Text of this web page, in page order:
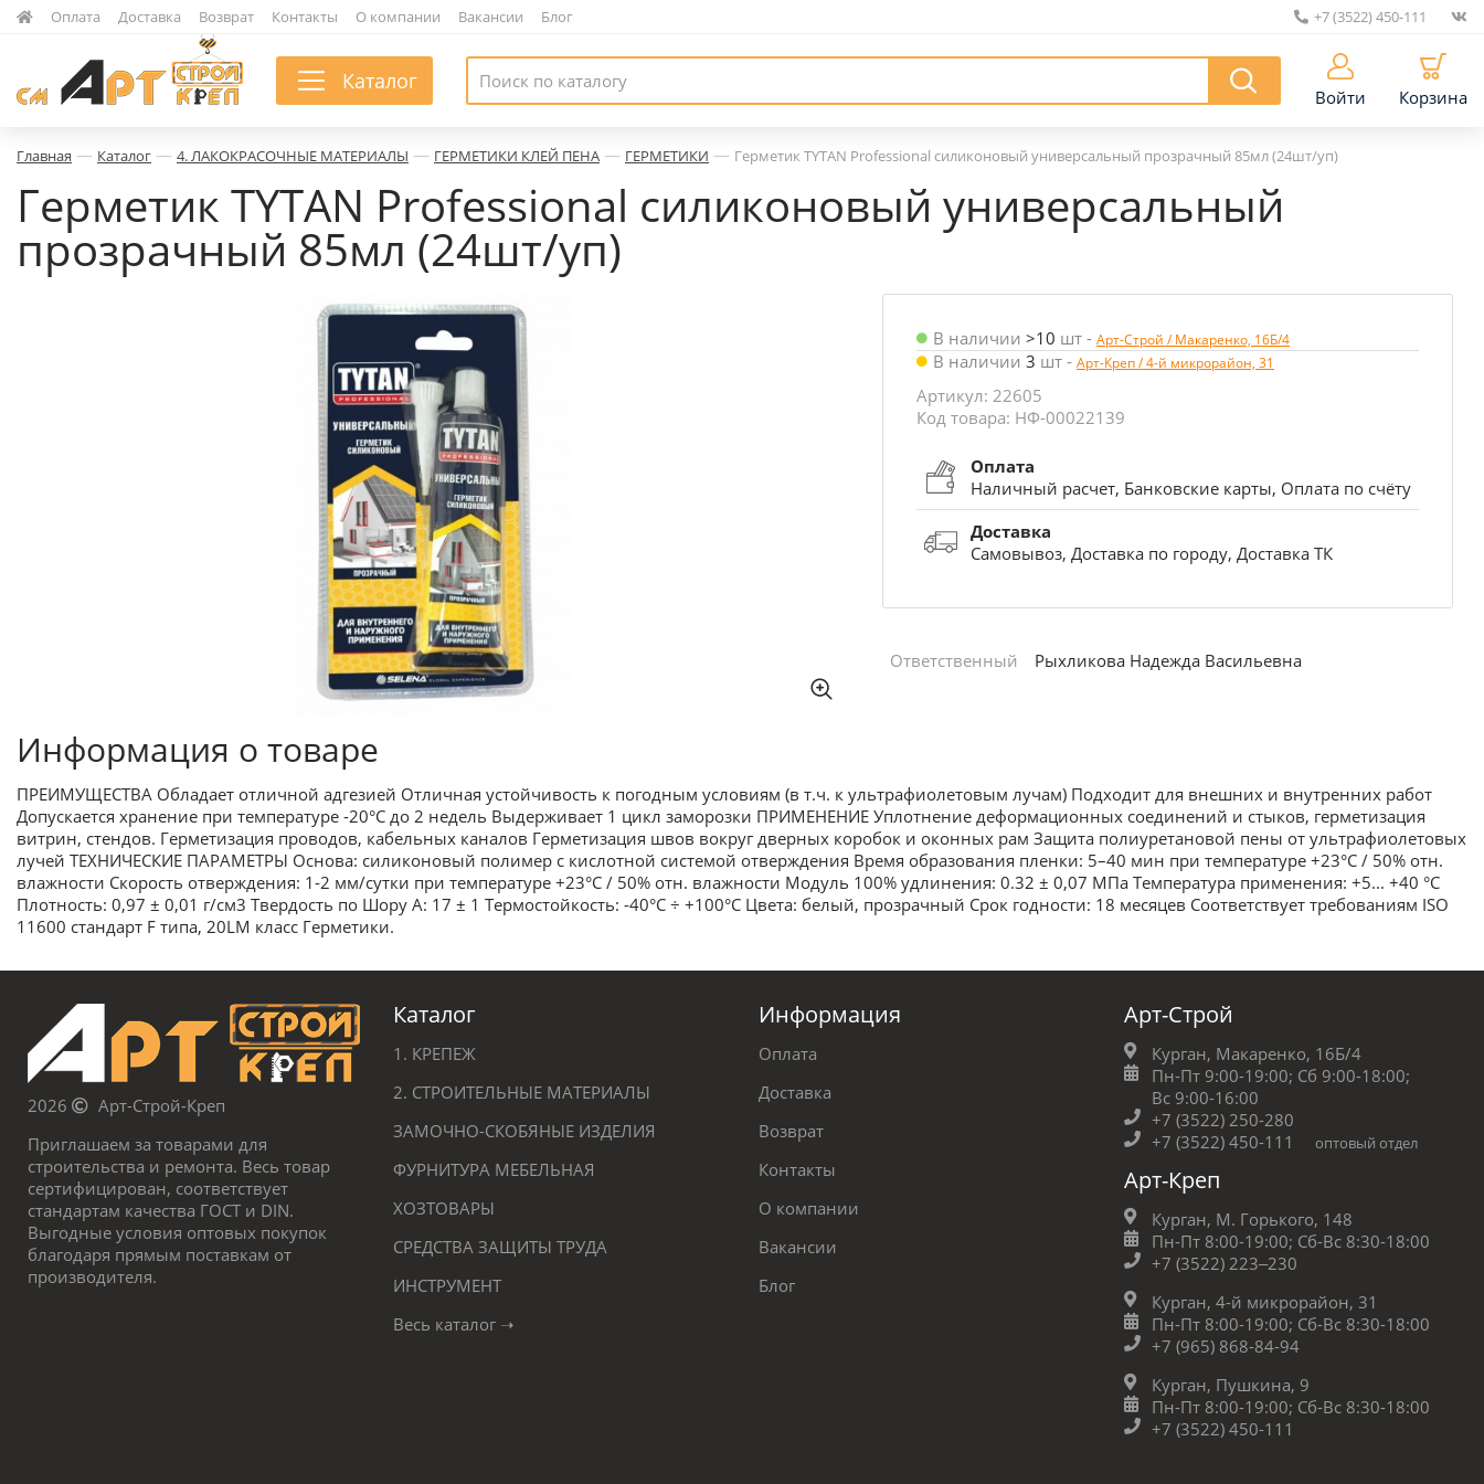
Оплата Доставка Возврат Контакты О компании Вакансии Блог +7 (3522) 450-111
Каталог
Войти Корзина
Главная — Каталог — 4. ЛАКОКРАСОЧНЫЕ МАТЕРИАЛЫ — ГЕРМЕТИКИ КЛЕЙ ПЕНА — ГЕРМЕТИКИ — Герметик TYTAN Professional силиконовый универсальный прозрачный 85мл (24шт/уп)
Герметик TYTAN Professional силиконовый универсальный
прозрачный 85мл (24шт/уп)
В наличии >10 шт - Арт-Строй / Макаренко, 16Б/4
В наличии 3 шт - Арт-Креп / 4-й микрорайон, 31
Артикул: 22605
Код товара: НФ-00022139
Оплата
Наличный расчет, Банковские карты, Оплата по счёту
Доставка
Самовывоз, Доставка по городу, Доставка ТК
Ответственный Рыхликова Надежда Васильевна
Информация о товаре
ПРЕИМУЩЕСТВА Обладает отличной адгезией Отличная устойчивость к погодным условиям (в т.ч. к ультрафиолетовым лучам) Подходит для внешних и внутренних работ
Допускается хранение при температуре -20°C до 2 недель Выдерживает 1 цикл заморозки ПРИМЕНЕНИЕ Уплотнение деформационных соединений и стыков, герметизация
витрин, стендов. Герметизация проводов, кабельных каналов Герметизация швов вокруг дверных коробок и оконных рам Защита полиуретановой пены от ультрафиолетовых
лучей ТЕХНИЧЕСКИЕ ПАРАМЕТРЫ Основа: силиконовый полимер с кислотной системой отверждения Время образования пленки: 5–40 мин при температуре +23°C / 50% отн.
влажности Скорость отверждения: 1-2 мм/сутки при температуре +23°C / 50% отн. влажности Модуль 100% удлинения: 0.32 ± 0,07 MПa Температура применения: +5... +40 °С
Плотность: 0,97 ± 0,01 г/см3 Твердость по Шору А: 17 ± 1 Термостойкость: -40°C ÷ +100°C Цвета: белый, прозрачный Срок годности: 18 месяцев Соответствует требованиям ISO
11600 стандарт F типа, 20LM класс Герметики.
2026
Арт-Строй-Креп
Приглашаем за товарами для
строительства и ремонта. Весь товар
сертифицирован, соответствует
стандартам качества ГОСТ и DIN.
Выгодные условия оптовых покупок
благодаря прямым поставкам от
производителя.
Каталог
1. КРЕПЕЖ
2. СТРОИТЕЛЬНЫЕ МАТЕРИАЛЫ
ЗАМОЧНО-СКОБЯНЫЕ ИЗДЕЛИЯ
ФУРНИТУРА МЕБЕЛЬНАЯ
ХОЗТОВАРЫ
СРЕДСТВА ЗАЩИТЫ ТРУДА
ИНСТРУМЕНТ
Весь каталог ➝
Информация
Оплата
Доставка
Возврат
Контакты
О компании
Вакансии
Блог
Арт-Строй
Курган, Макаренко, 16Б/4
Пн-Пт 9:00-19:00; Сб 9:00-18:00;
Вс 9:00-16:00
+7 (3522) 250-280
+7 (3522) 450-111
оптовый отдел
Арт-Креп
Курган, М. Горького, 148
Пн-Пт 8:00-19:00; Сб-Вс 8:30-18:00
+7 (3522) 223‒230
Курган, 4-й микрорайон, 31
Пн-Пт 8:00-19:00; Сб-Вс 8:30-18:00
+7 (965) 868-84-94
Курган, Пушкина, 9
Пн-Пт 8:00-19:00; Сб-Вс 8:30-18:00
+7 (3522) 450-111